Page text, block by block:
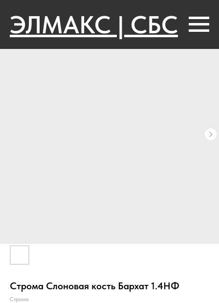
ЭЛМАКС | СБС
Строма Слоновая кость Бархат 1.4НФ
Строма